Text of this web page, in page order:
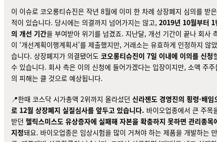
이 이슈로 코오롱티슈진은 작년 8월에 이미 한 차례 상장폐지 심의를 받은
적이 있습니다. 당시에는 의결까지 넘어가지는 않고, 2019년 10월부터 1
의 개선 기간을 부여받아 위기를 넘겼죠. 지난달, 개선 기간이 끝나 회사
이 ‘개선계획이행계획서’를 제출했지만, 거래소는 유효하게 인정하지 않았
습니다. 상장폐지가 의결됐어도 코오롱티슈진이 7일 이내에 이의를 신청
수 있습니다. 회사 측은 이의 신청에 들어가겠다는 입장이지만, 소액 주주
의 피해는 클 것으로 예상됩니다.
📍한때 코스닥 시가총액 2위까지 올라섰던 신라젠도 경영진의 횡령·배임
로 12월 상장폐지 실질심사를 앞두고 있습니다. 바이오업종에서 큰 주목
받던 헬릭스미스도 유상증자에 실패해 자본을 확충하지 못하면 관리종목
지정돼요. 바이오업종은 임상시험을 많이 거쳐야 하는 제품을 개발하는 만